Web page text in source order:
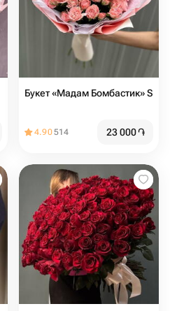
Букет «Мадам Бомбастик» S
4.90514 23 000֏